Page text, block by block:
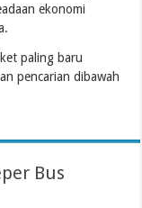
ekonomi
paling baru
pencarian dibawah
Bus